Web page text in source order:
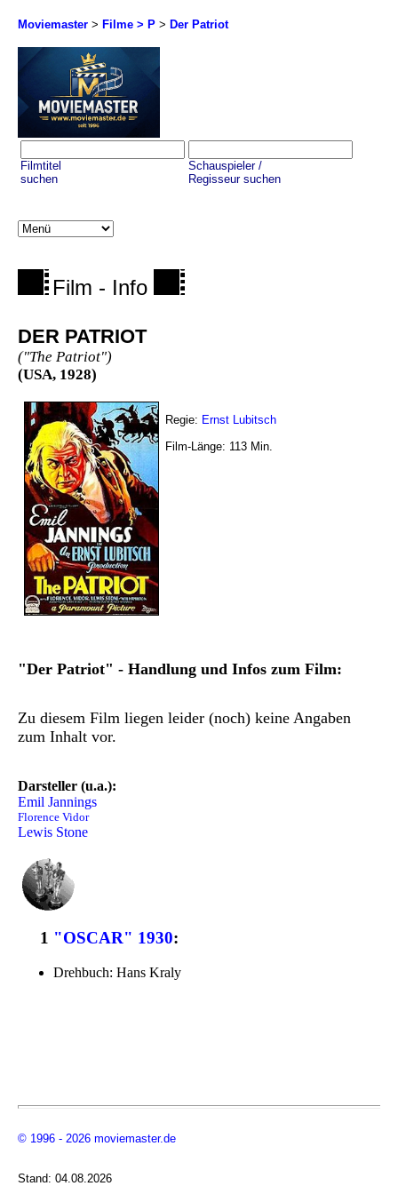
Moviemaster > Filme > P > Der Patriot
Filmtitel
suchen
Schauspieler /
Regisseur suchen
Film - Info
DER PATRIOT
("The Patriot")
(USA, 1928)
Regie: Ernst Lubitsch
Film-Länge: 113 Min.
"Der Patriot" - Handlung und Infos zum Film:
Zu diesem Film liegen leider (noch) keine Angaben
zum Inhalt vor.
Darsteller (u.a.):
Emil Jannings
Florence Vidor
Lewis Stone
1 "OSCAR" 1930:
Drehbuch: Hans Kraly
© 1996 - 2026 moviemaster.de
Stand: 04.08.2026